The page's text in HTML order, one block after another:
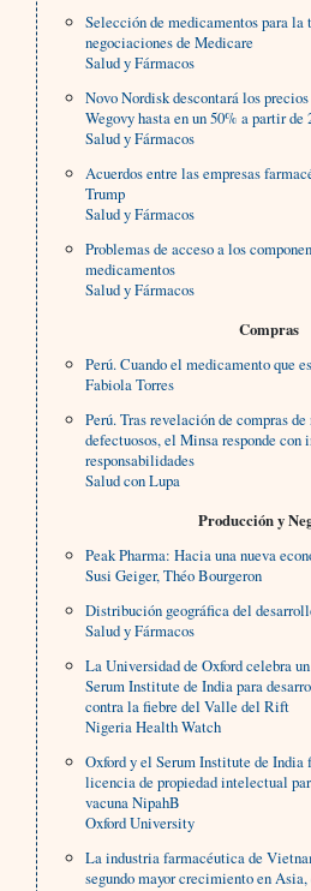
Selección de medicamentos para la
negociaciones de Medicare
Salud y Fármacos
Novo Nordisk descontará los
Wegovy hasta en un 50% a partir de
Salud y Fármacos
Acuerdos entre las empresas
Trump
Salud y Fármacos
Problemas de acceso a los
medicamentos
Salud y Fármacos
Compras
Perú. Cuando el medicamento que
Fabiola Torres
Perú. Tras revelación de compras
defectuosos, el Minsa responde con
responsabilidades
Salud con Lupa
Producción y
Peak Pharma: Hacia una nueva
Susi Geiger, Théo Bourgeron
Distribución geográfica del
Salud y Fármacos
La Universidad de Oxford celebra
Serum Institute de India para
contra la fiebre del Valle del Rift
Nigeria Health Watch
Oxford y el Serum Institute de India
licencia de propiedad intelectual
vacuna NipahB
Oxford University
La industria farmacéutica de
segundo mayor crecimiento en